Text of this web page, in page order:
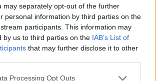
may separately opt-out of the further
personal information by third parties on the
participants. This information may
by us to third parties on the IAB’s List of
that may further disclose it to other
Processing Opt Outs